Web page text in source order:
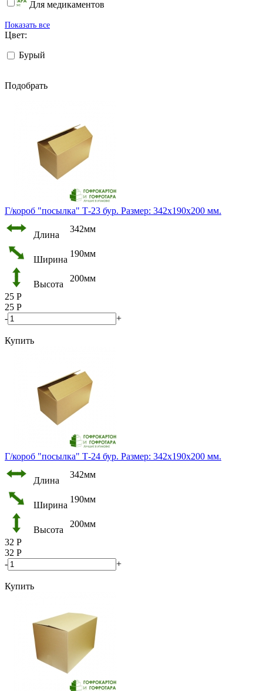
Для медикаментов
Показать все
Цвет:
Бурый
Подобрать
Г/короб "посылка" Т-23 бур. Размер: 342х190х200 мм.
Длина
342мм
Ширина
190мм
Высота
200мм
25 Р
25 Р
-
+
Купить
Г/короб "посылка" Т-24 бур. Размер: 342х190х200 мм.
Длина
342мм
Ширина
190мм
Высота
200мм
32 Р
32 Р
-
+
Купить